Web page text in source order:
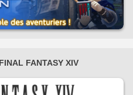
FANTASY XIV